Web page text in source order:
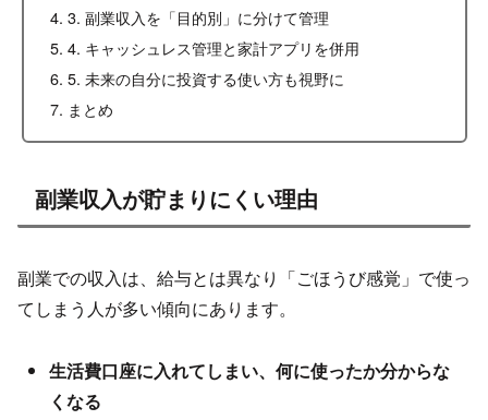
3. 副業収入を「目的別」に分けて管理
4. キャッシュレス管理と家計アプリを併用
5. 未来の自分に投資する使い方も視野に
まとめ
副業収入が貯まりにくい理由
副業での収入は、給与とは異なり「ごほうび感覚」で使っ
てしまう人が多い傾向にあります。
生活費口座に入れてしまい、何に使ったか分からな
くなる